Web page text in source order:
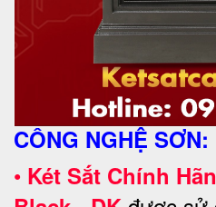
CÔNG NGHỆ SƠN:
• Két Sắt Chính